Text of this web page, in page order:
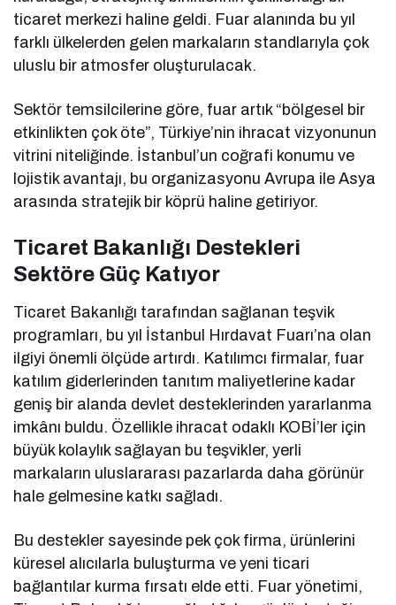
ticaret merkezi haline geldi. Fuar alanında bu yıl
farklı ülkelerden gelen markaların standlarıyla çok
uluslu bir atmosfer oluşturulacak.
Sektör temsilcilerine göre, fuar artık “bölgesel bir
etkinlikten çok öte”, Türkiye’nin ihracat vizyonunun
vitrini niteliğinde. İstanbul’un coğrafi konumu ve
lojistik avantajı, bu organizasyonu Avrupa ile Asya
arasında stratejik bir köprü haline getiriyor.
Ticaret Bakanlığı Destekleri
Sektöre Güç Katıyor
Ticaret Bakanlığı tarafından sağlanan teşvik
programları, bu yıl İstanbul Hırdavat Fuarı’na olan
ilgiyi önemli ölçüde artırdı. Katılımcı firmalar, fuar
katılım giderlerinden tanıtım maliyetlerine kadar
geniş bir alanda devlet desteklerinden yararlanma
imkânı buldu. Özellikle ihracat odaklı KOBİ’ler için
büyük kolaylık sağlayan bu teşvikler, yerli
markaların uluslararası pazarlarda daha görünür
hale gelmesine katkı sağladı.
Bu destekler sayesinde pek çok firma, ürünlerini
küresel alıcılarla buluşturma ve yeni ticari
bağlantılar kurma fırsatı elde etti. Fuar yönetimi,